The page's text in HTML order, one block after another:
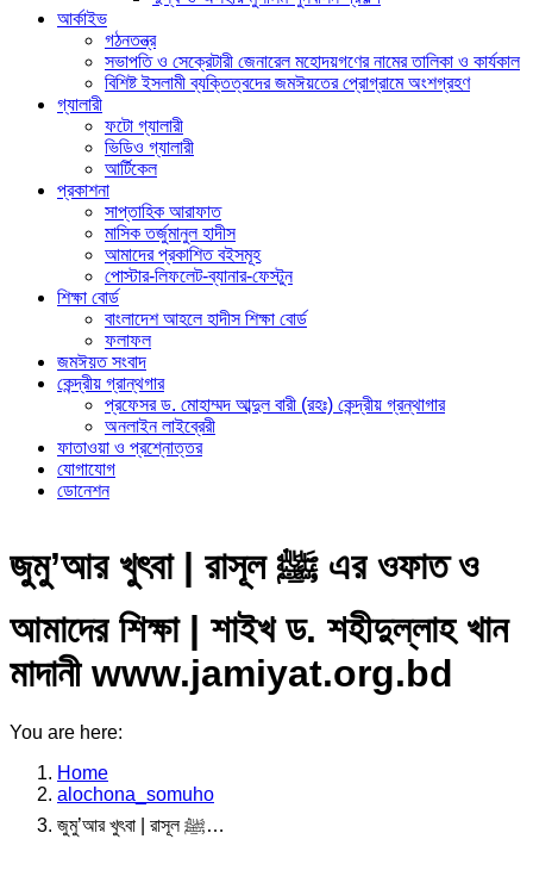
আর্কাইভ
গঠনতন্ত্র
সভাপতি ও সেক্রেটারী জেনারেল মহোদয়গণের নামের তালিকা ও কার্যকাল
বিশিষ্ট ইসলামী ব্যক্তিত্বদের জমঈয়তের প্রোগ্রামে অংশগ্রহণ
গ্যালারী
ফটো গ্যালারী
ভিডিও গ্যালারী
আর্টিকেল
প্রকাশনা
সাপ্তাহিক আরাফাত
মাসিক তর্জুমানুল হাদীস
আমাদের প্রকাশিত বইসমূহ
পোস্টার-লিফলেট-ব্যানার-ফেস্টুন
শিক্ষা বোর্ড
বাংলাদেশ আহলে হাদীস শিক্ষা বোর্ড
ফলাফল
জমঈয়ত সংবাদ
কেন্দ্রীয় গ্রান্থগার
প্রফেসর ড. মোহাম্মদ আব্দুল বারী (রহঃ) কেন্দ্রীয় গ্রন্থাগার
অনলাইন লাইব্রেরী
ফাতাওয়া ও প্রশ্নোত্তর
যোগাযোগ
ডোনেশন
জুমু’আর খুৎবা | রাসূল ﷺ এর ওফাত ও
আমাদের শিক্ষা | শাইখ ড. শহীদুল্লাহ খান
মাদানী www.jamiyat.org.bd
You are here:
Home
alochona_somuho
জুমু’আর খুৎবা | রাসূল ﷺ…